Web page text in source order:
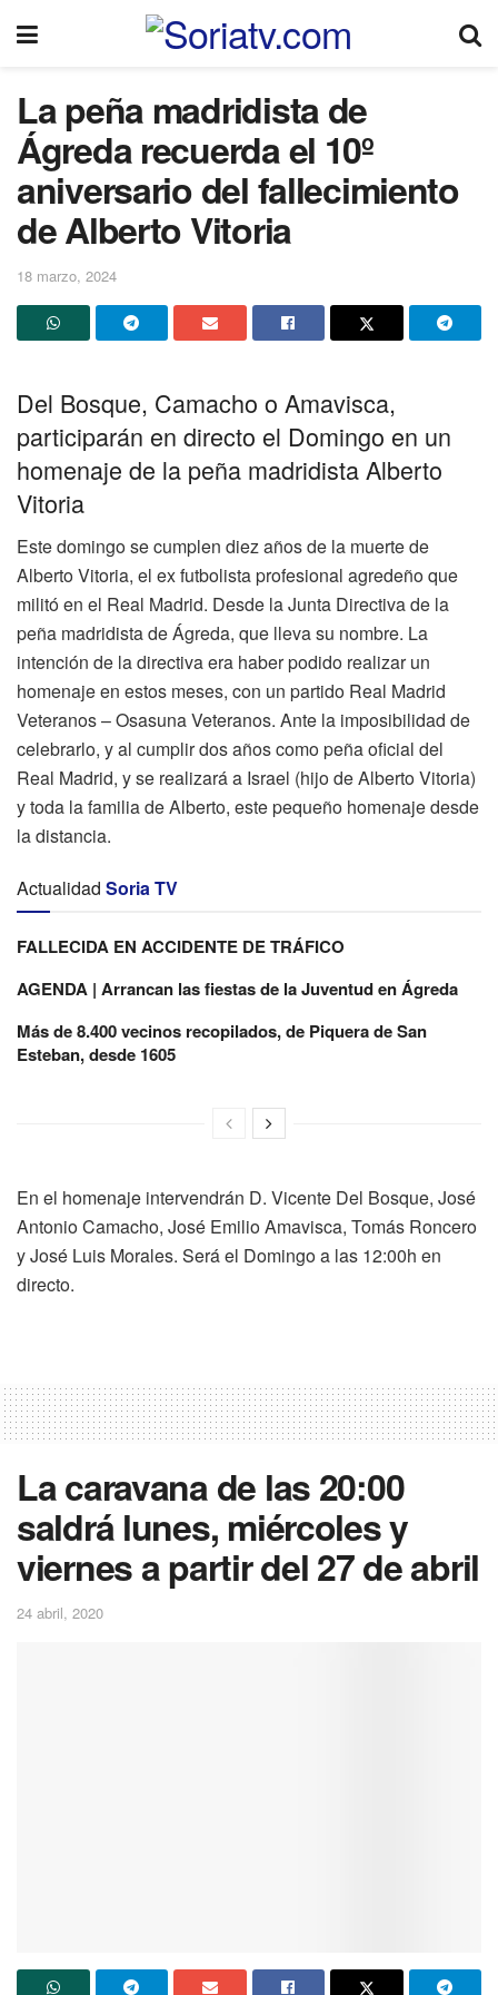
La peña madridista de
Ágreda recuerda el 10º
aniversario del fallecimiento
de Alberto Vitoria
18 marzo, 2024
Del Bosque, Camacho o Amavisca,
participarán en directo el Domingo en un
homenaje de la peña madridista Alberto
Vitoria
Este domingo se cumplen diez años de la muerte de
Alberto Vitoria, el ex futbolista profesional agredeño que
militó en el Real Madrid. Desde la Junta Directiva de la
peña madridista de Ágreda, que lleva su nombre. La
intención de la directiva era haber podido realizar un
homenaje en estos meses, con un partido Real Madrid
Veteranos – Osasuna Veteranos. Ante la imposibilidad de
celebrarlo, y al cumplir dos años como peña oficial del
Real Madrid, y se realizará a Israel (hijo de Alberto Vitoria)
y toda la familia de Alberto, este pequeño homenaje desde
la distancia.
Actualidad Soria TV
FALLECIDA EN ACCIDENTE DE TRÁFICO
AGENDA | Arrancan las fiestas de la Juventud en Ágreda
Más de 8.400 vecinos recopilados, de Piquera de San
Esteban, desde 1605
En el homenaje intervendrán D. Vicente Del Bosque, José
Antonio Camacho, José Emilio Amavisca, Tomás Roncero
y José Luis Morales. Será el Domingo a las 12:00h en
directo.
La caravana de las 20:00
saldrá lunes, miércoles y
viernes a partir del 27 de abril
24 abril, 2020